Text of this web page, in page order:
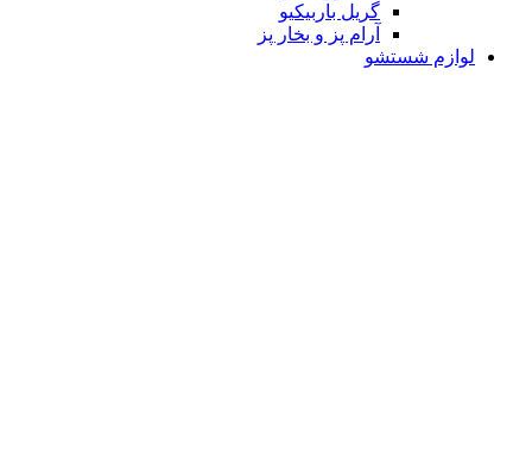
گریل باربیکیو
آرام پز و بخار پز
لوازم شستشو